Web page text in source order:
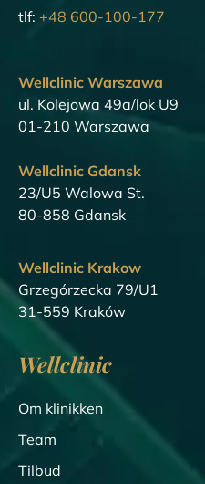
tlf: +48 600-100-177
Wellclinic Warszawa
ul. Kolejowa 49a/lok U9
01-210 Warszawa
Wellclinic Gdansk
23/U5 Walowa St.
80-858 Gdansk
Wellclinic Krakow
Grzegórzecka 79/U1
31-559 Kraków
Wellclinic
Om klinikken
Team
Tilbud